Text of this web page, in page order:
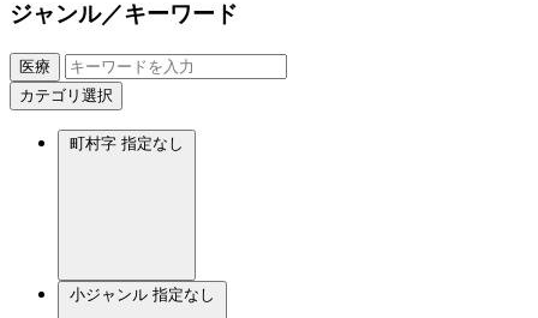
ジャンル／キーワード
医療
カテゴリ選択
町村字 指定なし
小ジャンル 指定なし